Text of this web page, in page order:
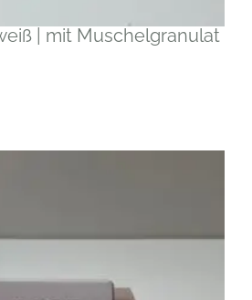
| mit Muschelgranulat